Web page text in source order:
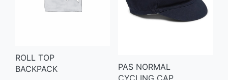
ROLL TOP
BACKPACK
PAS NORMAL